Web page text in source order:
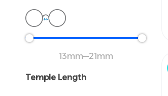
13mm—21mm
Temple Length